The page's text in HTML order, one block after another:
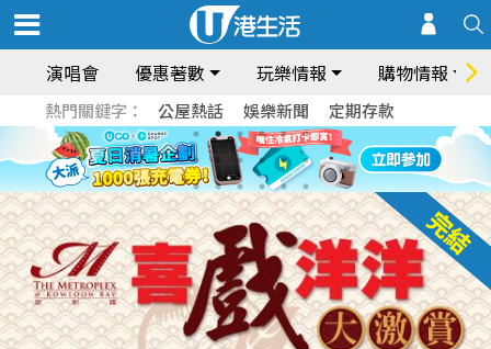
演唱會 優惠著數 玩樂情報 購物情報
熱門關鍵字： 公屋熱話 娛樂新聞 定期存款